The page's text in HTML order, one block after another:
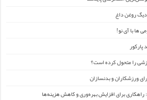
دیگ روغن داغ
ها با آی نو!
را متحول کرده است؟
ورزشکاران و بدنسازان
برای افزایش بهره‌وری و کاهش هزینه‌ها